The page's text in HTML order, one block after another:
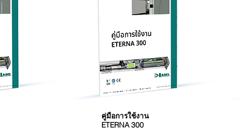
คู่มือการใช้งาน
ETERNA 300